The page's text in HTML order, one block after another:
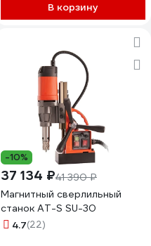
В корзину
-10%
37 134 ₽41 390 ₽
Магнитный сверлильный
станок AT-S SU-30
4.7(22)